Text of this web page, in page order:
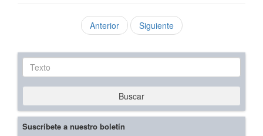
Anterior Siguiente
Texto
Buscar
Suscríbete a nuestro boletín